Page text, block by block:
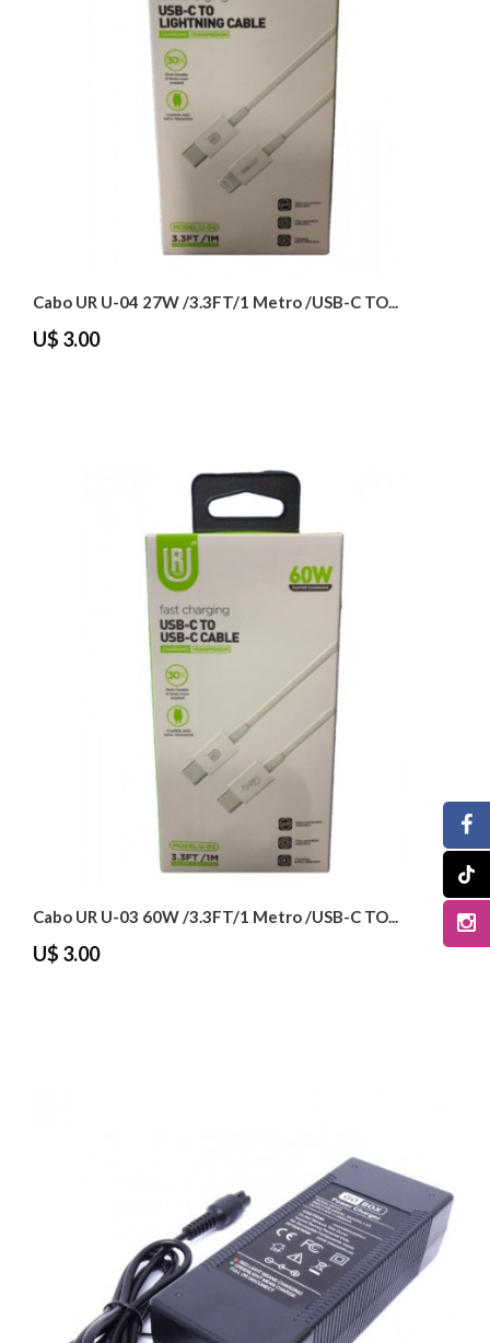
Cabo UR U-04 27W /3.3FT/1 Metro /USB-C TO...
U$ 3.00
Cabo UR U-03 60W /3.3FT/1 Metro /USB-C TO...
U$ 3.00